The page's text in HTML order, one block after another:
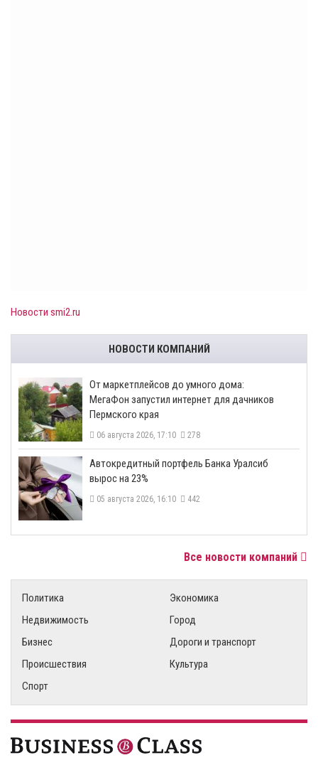
Новости smi2.ru
НОВОСТИ КОМПАНИЙ
От маркетплейсов до умного дома:
МегаФон запустил интернет для дачников
Пермского края
06 августа 2026, 17:10 278
​Автокредитный портфель Банка Уралсиб
вырос на 23%
05 августа 2026, 16:10 442
Все новости компаний
Политика
Экономика
Недвижимость
Город
Бизнес
Дороги и транспорт
Происшествия
Культура
Спорт